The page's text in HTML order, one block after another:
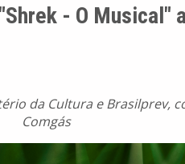
- O Musical"
da Cultura e Brasilprev,
Comgás